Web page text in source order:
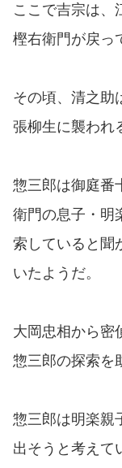
ここで吉宗は、
樫右衛門が戻っ
その頃、清之助
張柳生に襲われ
惣三郎は御庭番
衛門の息子・明
索していると聞
いたようだ。
大岡忠相から密
惣三郎の探索を
惣三郎は明楽親
出そうと考えて